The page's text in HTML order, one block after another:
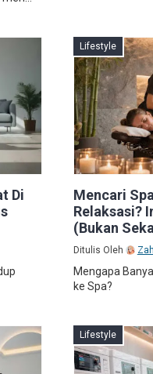
Di
Lifestyle
Mencari
Relaksasi?
(Bukan
Ditulis Oleh
Mengapa
ke Spa?
Lifestyle